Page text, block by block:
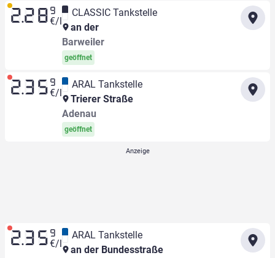
2.28 9
€/l
CLASSIC Tankstelle
an der
Barweiler
geöffnet
2.35 9
€/l
ARAL Tankstelle
Trierer Straße
Adenau
geöffnet
2.35 9
€/l
ARAL Tankstelle
an der Bundesstraße